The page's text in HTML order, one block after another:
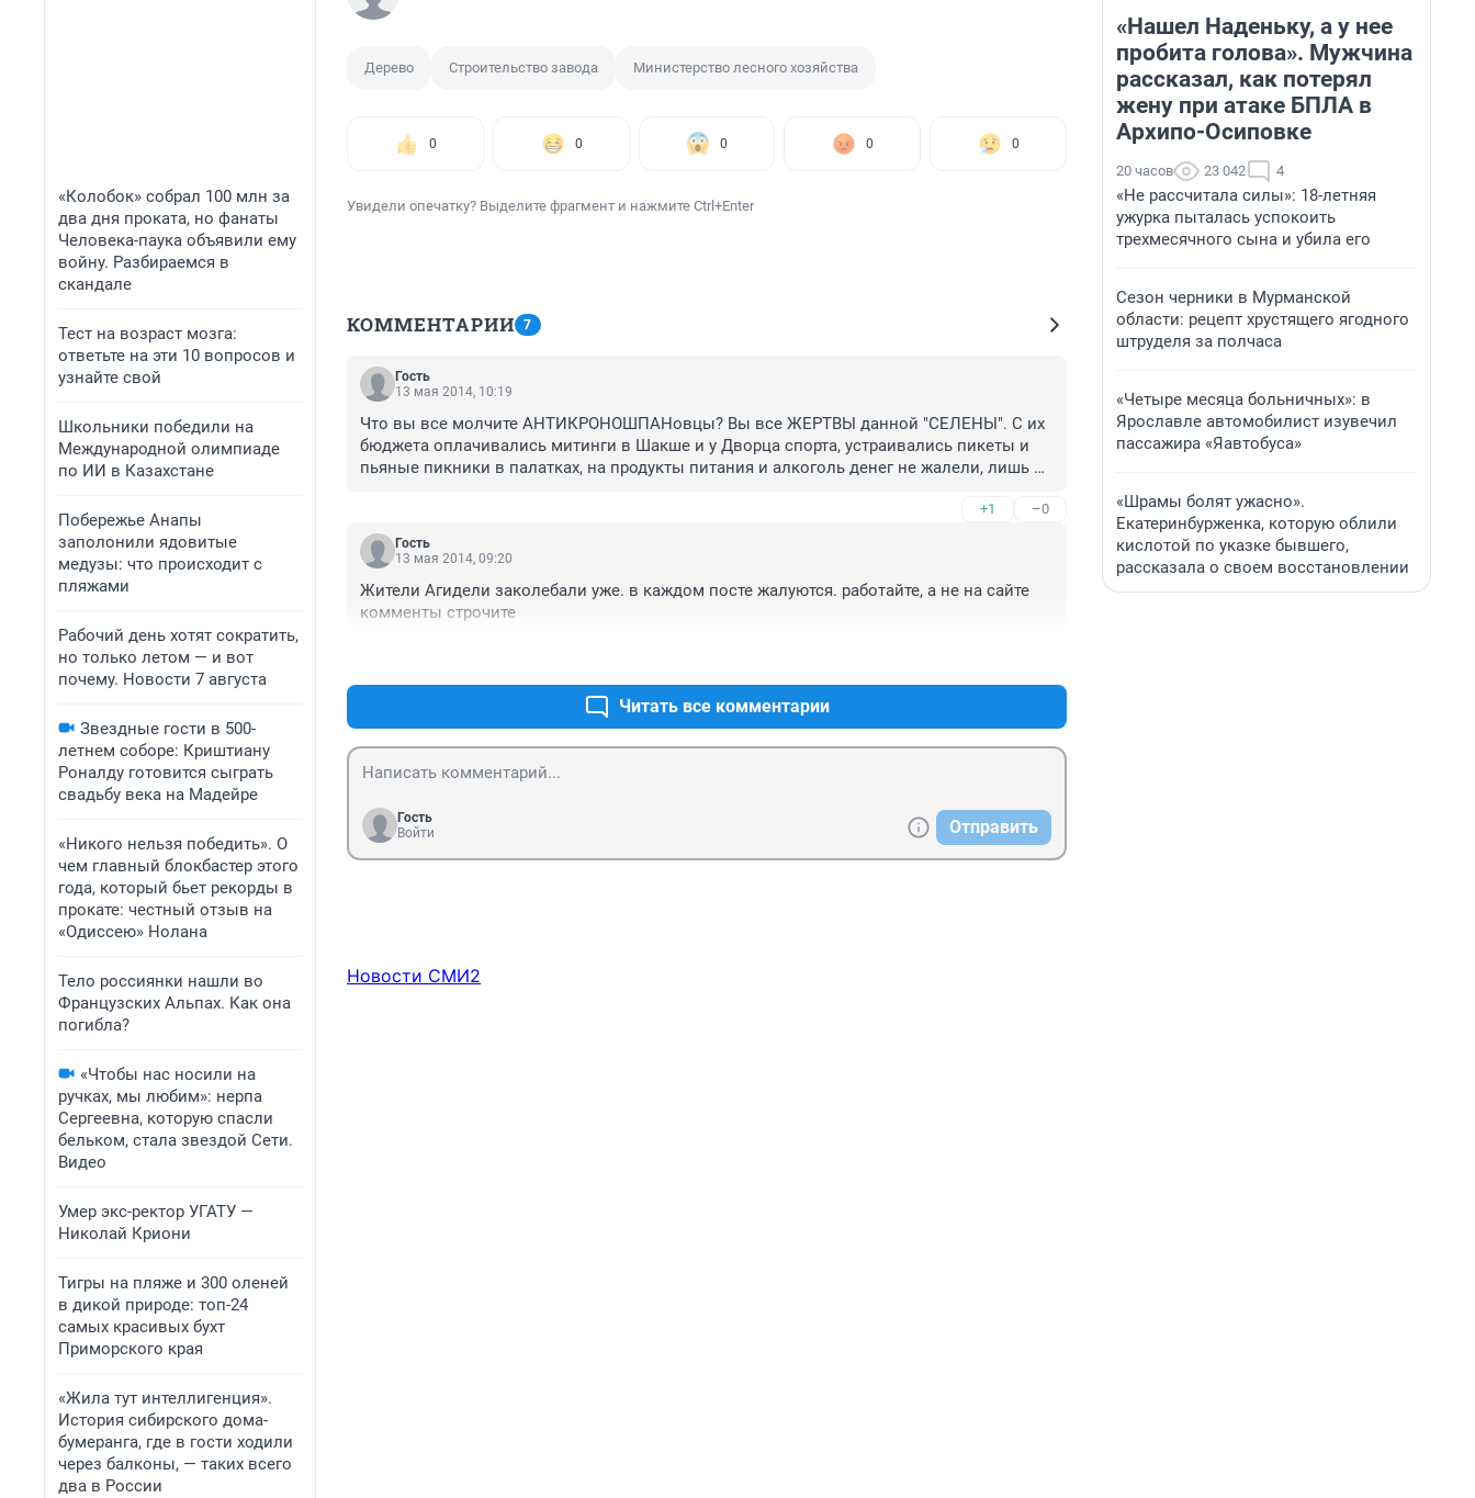
«Колобок» собрал 100 млн за
два дня проката, но фанаты
Человека-паука объявили ему
войну. Разбираемся в
скандале
Тест на возраст мозга:
ответьте на эти 10 вопросов и
узнайте свой
Школьники победили на
Международной олимпиаде
по ИИ в Казахстане
Побережье Анапы
заполонили ядовитые
медузы: что происходит с
пляжами
Рабочий день хотят сократить,
но только летом — и вот
почему. Новости 7 августа
Звездные гости в 500-
летнем соборе: Криштиану
Роналду готовится сыграть
свадьбу века на Мадейре
«Никого нельзя победить». О
чем главный блокбастер этого
года, который бьет рекорды в
прокате: честный отзыв на
«Одиссею» Нолана
Тело россиянки нашли во
Французских Альпах. Как она
погибла?
«Чтобы нас носили на
ручках, мы любим»: нерпа
Сергеевна, которую спасли
бельком, стала звездой Сети.
Видео
Умер экс-ректор УГАТУ —
Николай Криони
Тигры на пляже и 300 оленей
в дикой природе: топ-24
самых красивых бухт
Приморского края
«Жила тут интеллигенция».
История сибирского дома-
бумеранга, где в гости ходили
через балконы, — таких всего
два в России
Дерево Строительство завода Министерство лесного хозяйства
0 0 0 0 0
Увидели опечатку? Выделите фрагмент и нажмите Ctrl+Enter
КОММЕНТАРИИ 7
Гость
13 мая 2014, 10:19
Что вы все молчите АНТИКРОНОШПАНовцы? Вы все ЖЕРТВЫ данной "СЕЛЕНЫ". С их
бюджета оплачивались митинги в Шакше и у Дворца спорта, устраивались пикеты и
пьяные пикники в палатках, на продукты питания и алкоголь денег не жалели, лишь
которые раздавались на перекрестках Уфы тоже они оплачивали. Не исключено, что
они в СМИ занимались анти-PR-ом(об этом точно не могу утверждать).
+1 –0
Гость
13 мая 2014, 09:20
Жители Агидели заколебали уже. в каждом посте жалуются. работайте, а не на сайте
комменты строчите
Читать все комментарии
Гость
Войти
Отправить
Новости СМИ2
«Нашел Наденьку, а у нее
пробита голова». Мужчина
рассказал, как потерял
жену при атаке БПЛА в
Архипо-Осиповке
20 часов 23 042 4
«Не рассчитала силы»: 18-летняя
ужурка пыталась успокоить
трехмесячного сына и убила его
Сезон черники в Мурманской
области: рецепт хрустящего ягодного
штруделя за полчаса
«Четыре месяца больничных»: в
Ярославле автомобилист изувечил
пассажира «Яавтобуса»
«Шрамы болят ужасно».
Екатеринбурженка, которую облили
кислотой по указке бывшего,
рассказала о своем восстановлении